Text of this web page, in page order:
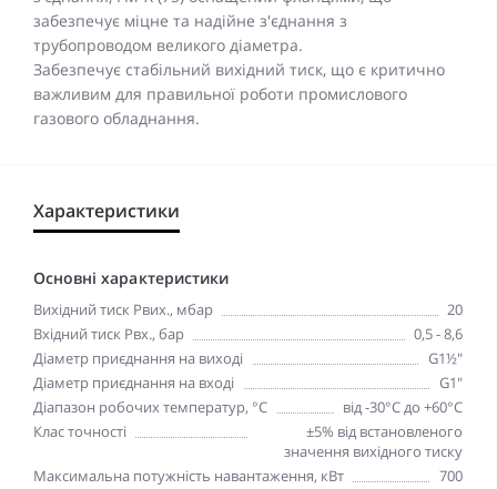
забезпечує міцне та надійне з'єднання з
трубопроводом великого діаметра.
Забезпечує стабільний вихідний тиск, що є критично
важливим для правильної роботи промислового
газового обладнання.
Характеристики
Основні характеристики
Вихідний тиск Рвих., мбар
20
Вхідний тиск Рвх., бар
0,5 - 8,6
Діаметр приєднання на виході
G1½"
Діаметр приєднання на вході
G1"
Діапазон робочих температур, °С
від -30°C до +60°C
Клас точності
±5% від встановленого
значення вихідного тиску
Максимальна потужність навантаження, кВт
700